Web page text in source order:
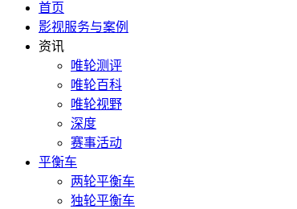
首页
影视服务与案例
资讯
唯轮测评
唯轮百科
唯轮视野
深度
赛事活动
平衡车
两轮平衡车
独轮平衡车